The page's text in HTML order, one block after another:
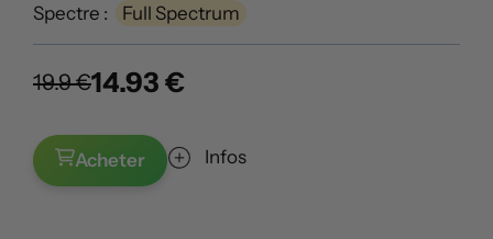
Spectre : Full Spectrum
19.9 €14.93 €
Acheter Infos